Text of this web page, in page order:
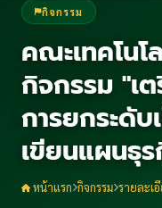
กิจกรรม
คณะเทคโน
กิจกรรม "เ
การยกระดับ
เขียนแผนธุ
หน้าแรก กิจกรรม รายละเ